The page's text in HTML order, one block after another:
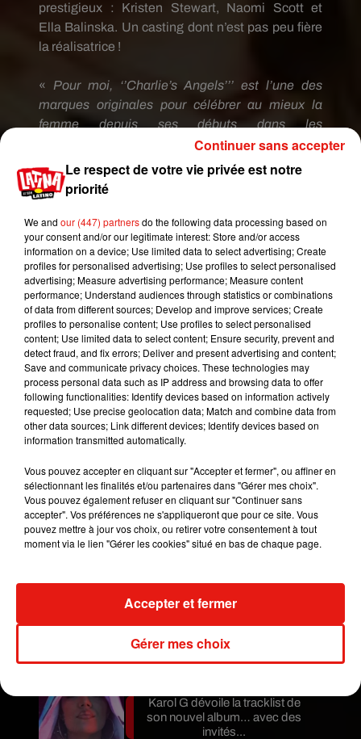
prestigieux :
Kristen Stewart, Naomi Scott et
Ella Balinska. Un casting dont n’est pas peu fière
la réalisatrice !
« Pour moi, ‘’Charlie’s Angels’’’ est l’une des
marques originales pour célébrer au mieux la
femme depuis ses débuts dans les
film honorera l’héritage de
Charles
Townsend
et de son agence, tout en
introduisant une nouvelle ère d’anges
modernes.
travailler avec Kristen, Naomi etElla pour
apporter ce nouveau chapitre aux fans du monde
entier», s’est-elle exclamée auprès de
nosconfrèredeTHR.
The#CharliesAngelsreboot – starring
@NaomiScott,@ellabalinskaand Kristen
Stewart – takes the detective agency premise of
the original television series and turn-of-the new
century movies and takes it global
https://t.co/bd8tb0ucH9
— Hollywood Reporter (@THR)27 juillet 2018
Mundo Latino
Guatemala : l'éruption du volcan
de Fuego est terminée
Karol G dévoile la tracklist de
son nouvel album… avec des
invités...
Le respect de votre vie privée est notre
priorité
We and our (447) partnersdo the following data processing based on
your consent and/or our legitimate interest: Store and/or access
information on a device; Use limited data to select advertising; Create
profiles for personalised advertising; Use profiles to select personalised
advertising; Measure advertising performance; Measure content
performance; Understand audiences through statistics or combinations
of data from different sources; Develop and improve services; Create
profiles to personalise content; Use profiles to select personalised
content; Use limited data to select content; Ensure security, prevent and
detect fraud, and fix errors; Deliver and present advertising and content;
Save and communicate privacy choices. These technologies may
process personal data such as IP address and browsing data to offer
following functionalities: Identify devices based on information actively
requested; Use precise geolocation data; Match and combine data from
other data sources; Link different devices; Identify devices based on
information transmitted automatically.
Vous pouvez accepter en cliquant sur "Accepter et fermer", ou affiner en
sélectionnant les finalités et/ou partenaires dans "Gérer mes choix".
Vous pouvez également refuser en cliquant sur "Continuer sans
accepter". Vos préférences ne s'appliqueront que pour ce site. Vous
pouvez mettre à jour vos choix, ou retirer votre consentement à tout
moment via le lien "Gérer les cookies" situé en bas de chaque page.
Gérer mes choix
Accepter et fermer
Continuer sans accepter